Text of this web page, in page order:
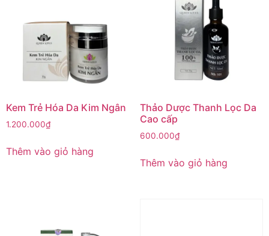
Kem Trẻ Hóa Da Kim Ngân
1.200.000₫
Thêm vào giỏ hàng
Thảo Dược Thanh Lọc Da
Cao cấp
600.000₫
Thêm vào giỏ hàng